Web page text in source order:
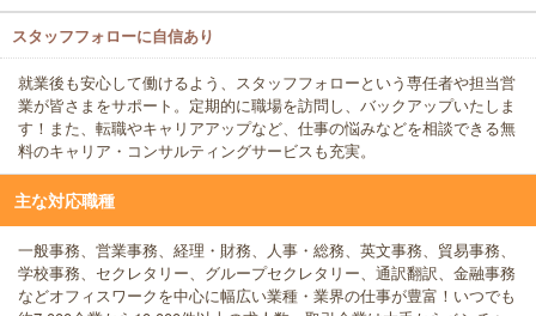
スタッフフォローに自信あり
就業後も安心して働けるよう、スタッフフォローという専任者や担当営
業が皆さまをサポート。定期的に職場を訪問し、バックアップいたしま
す！また、転職やキャリアアップなど、仕事の悩みなどを相談できる無
料のキャリア・コンサルティングサービスも充実。
主な対応職種
一般事務、営業事務、経理・財務、人事・総務、英文事務、貿易事務、
学校事務、セクレタリー、グループセクレタリー、通訳翻訳、金融事務
などオフィスワークを中心に幅広い業種・業界の仕事が豊富！いつでも